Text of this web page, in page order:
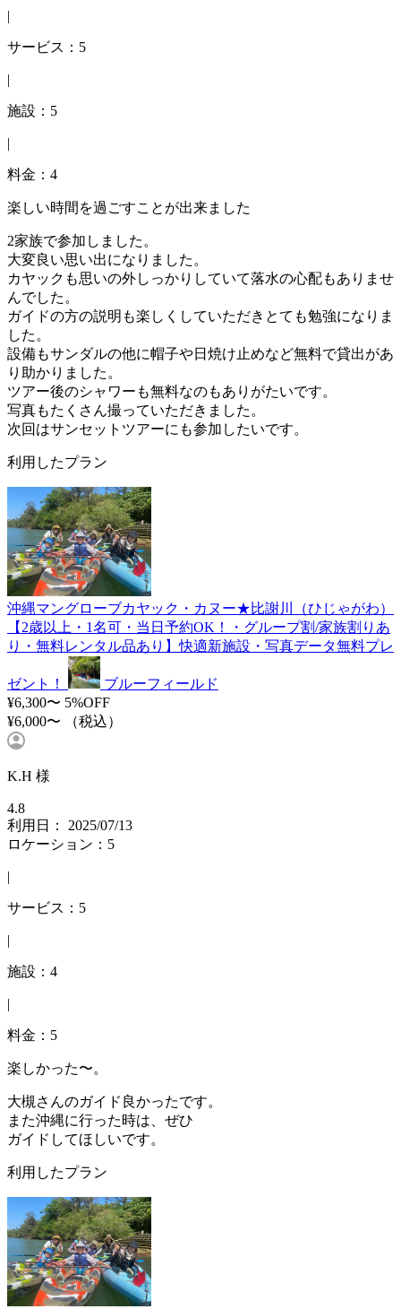
|
サービス：5
|
施設：5
|
料金：4
楽しい時間を過ごすことが出来ました
2家族で参加しました。
大変良い思い出になりました。
カヤックも思いの外しっかりしていて落水の心配もありませ
んでした。
ガイドの方の説明も楽しくしていただきとても勉強になりま
した。
設備もサンダルの他に帽子や日焼け止めなど無料で貸出があ
り助かりました。
ツアー後のシャワーも無料なのもありがたいです。
写真もたくさん撮っていただきました。
次回はサンセットツアーにも参加したいです。
利用したプラン
沖縄マングローブカヤック・カヌー★比謝川（ひじゃがわ）
【2歳以上・1名可・当日予約OK！・グループ割/家族割りあ
り・無料レンタル品あり】快適新施設・写真データ無料プレ
ゼント！
ブルーフィールド
¥6,300〜 5%OFF
¥6,000〜
（税込）
K.H 様
4.8
利用日： 2025/07/13
ロケーション：5
|
サービス：5
|
施設：4
|
料金：5
楽しかった〜。
大槻さんのガイド良かったです。
また沖縄に行った時は、ぜひ
ガイドしてほしいです。
利用したプラン